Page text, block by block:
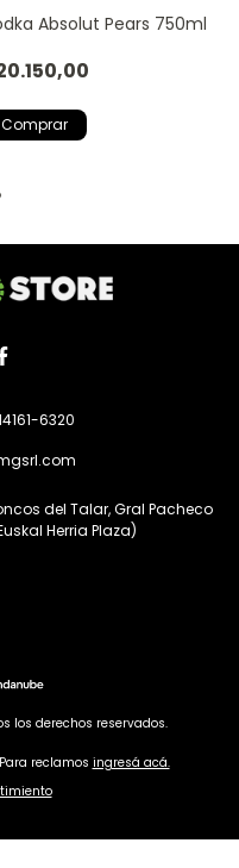
Absolut Pears 750ml
6320
del Talar, Gral Pacheco
Herria Plaza)
los derechos reservados.
reclamos ingresá acá.